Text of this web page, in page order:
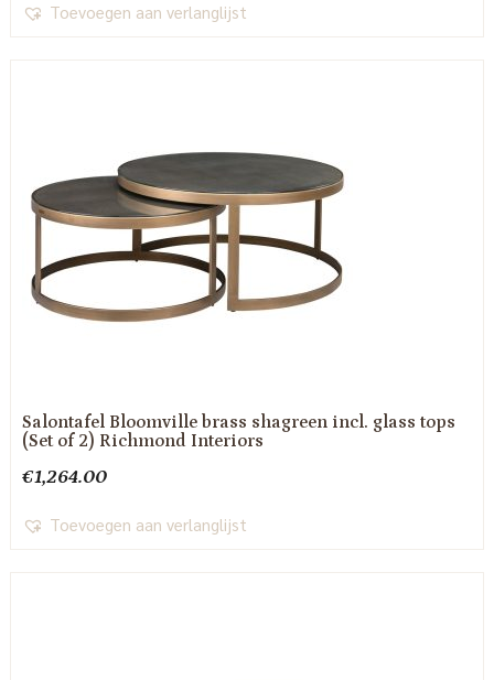
Toevoegen aan verlanglijst
Salontafel Bloomville brass shagreen incl. glass tops
(Set of 2) Richmond Interiors
€1,264.00
Toevoegen aan verlanglijst